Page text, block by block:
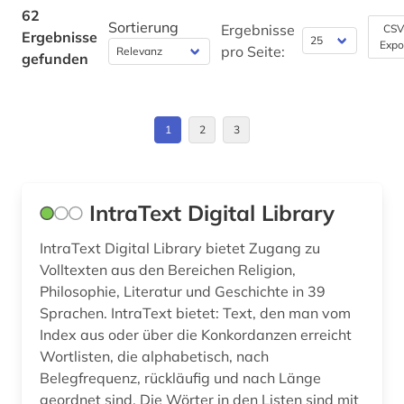
französisch (2)
geschichte 1850-1900 (1)
geschichte der philologie (1)
geschichte der romanistik (1)
gesellschaft (1)
giovanni (1)
Slowakei (1)
Spanien (1)
62
Ergebnisse
gefunden
Sortierung
Ergebnisse
pro Seite:
1 2 3
IntraText Digital Library
IntraText Digital Library bietet Zugang zu
Volltexten aus den Bereichen Religion,
Philosophie, Literatur und Geschichte in 39
Sprachen. IntraText bietet: Text, den man vom
Index aus oder über die Konkordanzen erreicht
Wortlisten, die alphabetisch, nach
Belegfrequenz, rückläufig und nach Länge
geordnet sind. Die Wörter in den Listen sind mit